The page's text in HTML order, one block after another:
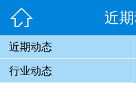
 近
近期动态
行业动态